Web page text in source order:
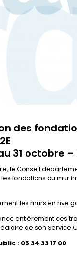
des
31 octobre
le Conseil
fondations du mur
les murs en rive
entièrement ces
de son Service
: 05 34 33 17 00